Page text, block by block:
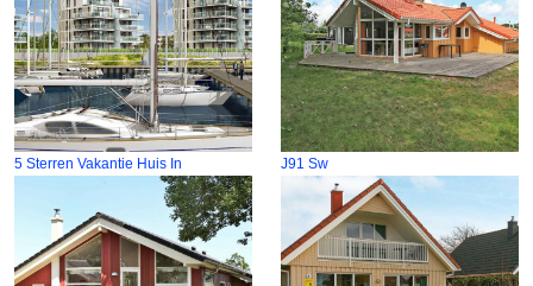
5 Sterren Vakantie Huis In J91 Sw